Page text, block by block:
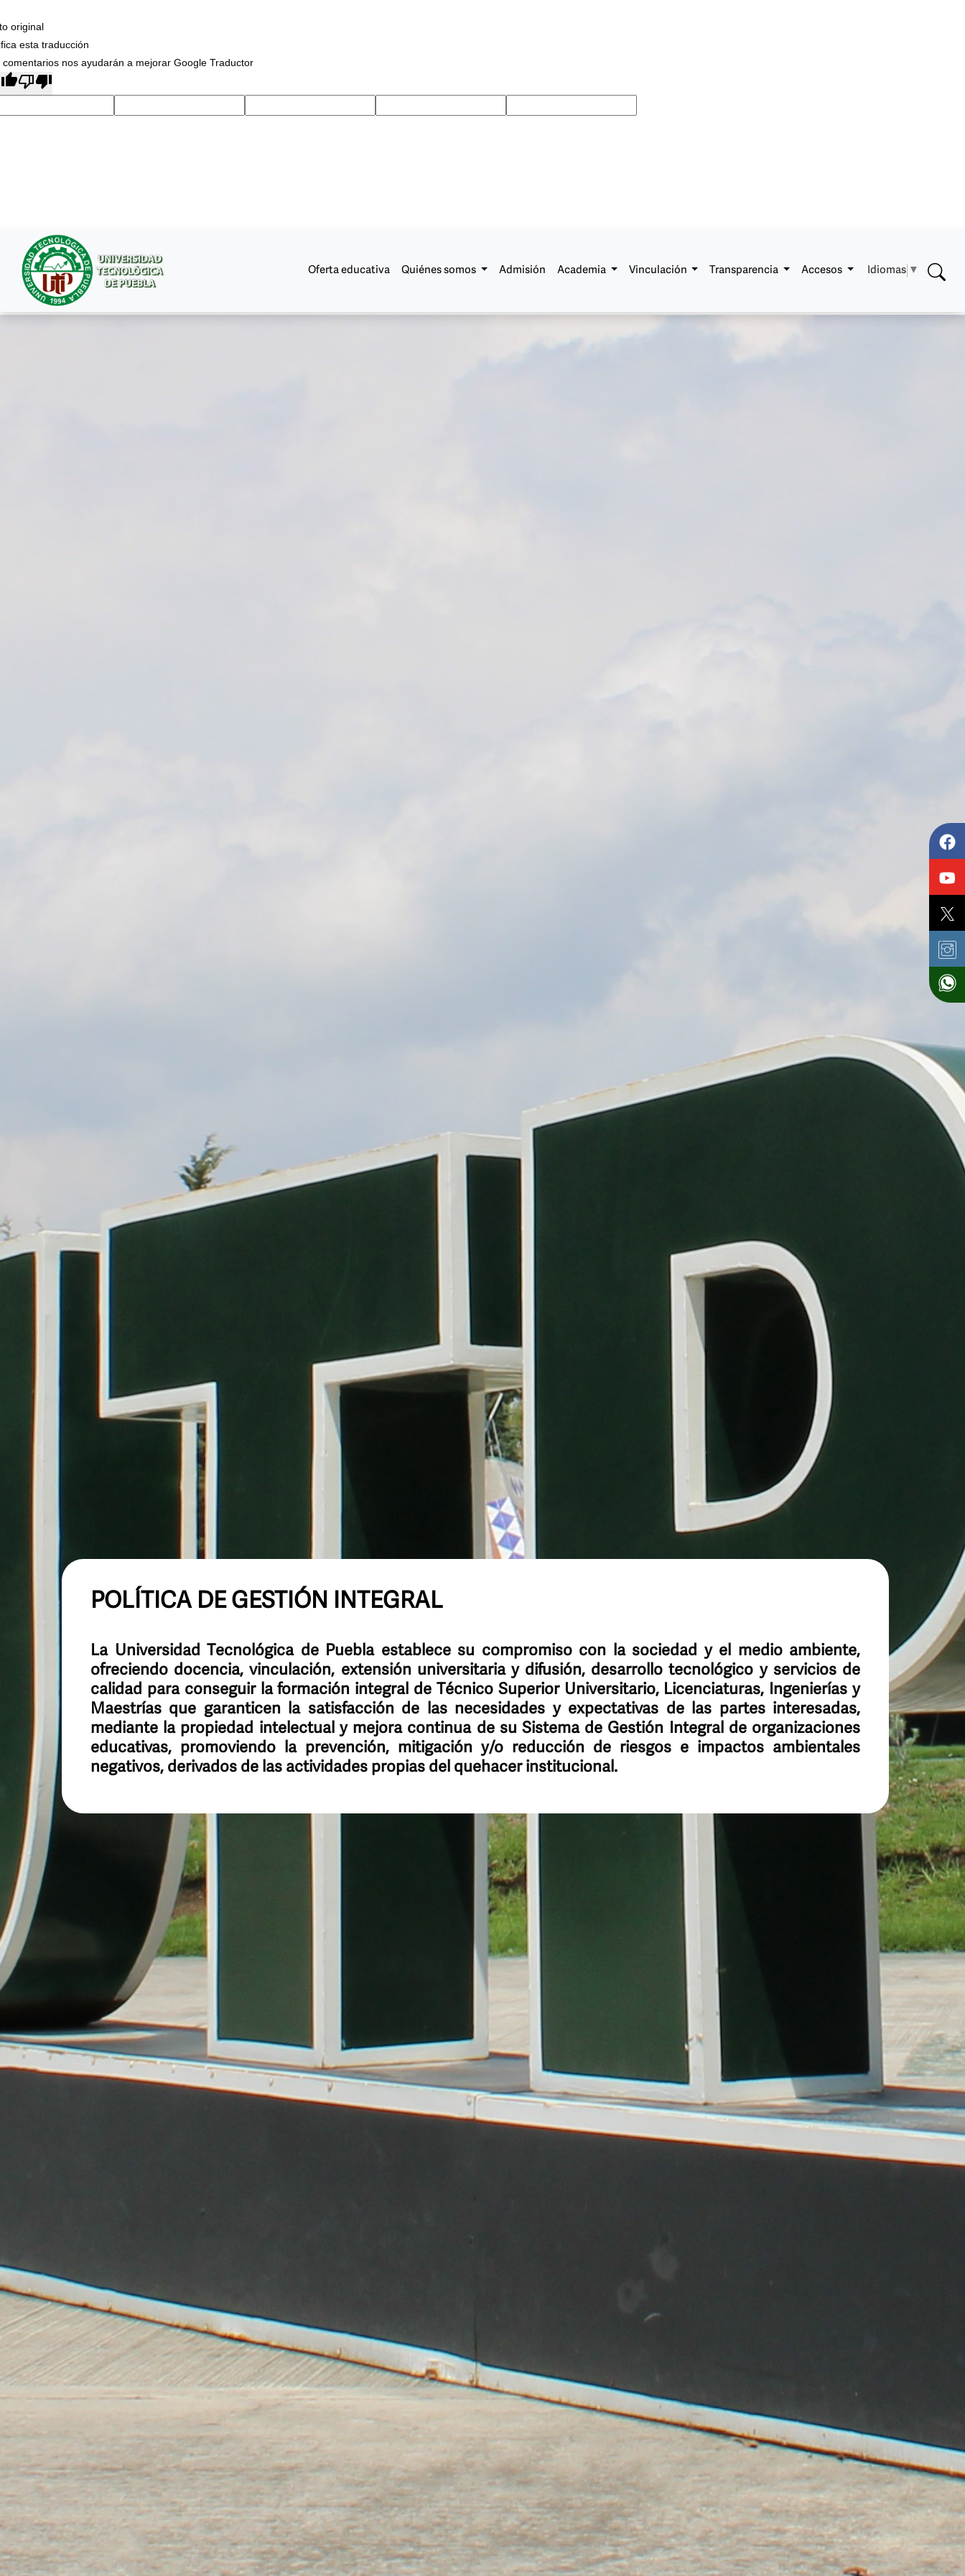
original
esta traducción
comentarios nos ayudarán a mejorar Google Traductor
Oferta educativa Quiénes somos Admisión Academia Vinculación Transparencia Accesos Idiomas ▼
POLÍTICA DE GESTIÓN INTEGRAL
La Universidad Tecnológica de Puebla establece su compromiso con la sociedad y el medio ambiente,
ofreciendo docencia, vinculación, extensión universitaria y difusión, desarrollo tecnológico y servicios de
calidad para conseguir la formación integral de Técnico Superior Universitario, Licenciaturas, Ingenierías y
Maestrías que garanticen la satisfacción de las necesidades y expectativas de las partes interesadas,
mediante la propiedad intelectual y mejora continua de su Sistema de Gestión Integral de organizaciones
educativas, promoviendo la prevención, mitigación y/o reducción de riesgos e impactos ambientales
negativos, derivados de las actividades propias del quehacer institucional.